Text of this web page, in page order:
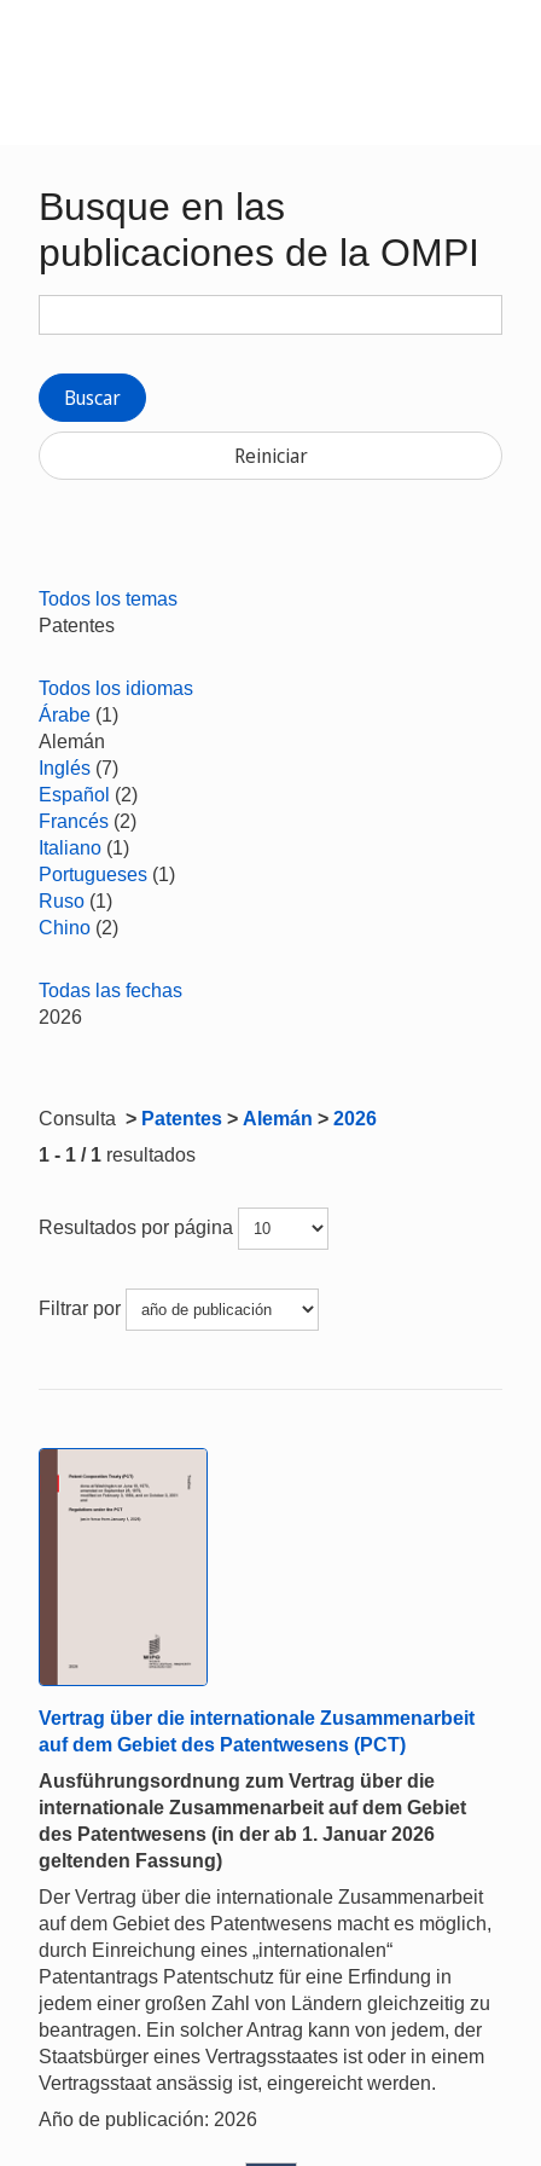
Busque en las
publicaciones de la OMPI
Buscar
Reiniciar
Todos los temas
Patentes
Todos los idiomas
Árabe (1)
Alemán
Inglés (7)
Español (2)
Francés (2)
Italiano (1)
Portugueses (1)
Ruso (1)
Chino (2)
Todas las fechas
2026
Consulta > Patentes > Alemán > 2026
1 - 1 / 1 resultados
Resultados por página
Filtrar por
Vertrag über die internationale Zusammenarbeit
auf dem Gebiet des Patentwesens (PCT)
Ausführungsordnung zum Vertrag über die
internationale Zusammenarbeit auf dem Gebiet
des Patentwesens (in der ab 1. Januar 2026
geltenden Fassung)
Der Vertrag über die internationale Zusammenarbeit
auf dem Gebiet des Patentwesens macht es möglich,
durch Einreichung eines „internationalen“
Patentantrags Patentschutz für eine Erfindung in
jedem einer großen Zahl von Ländern gleichzeitig zu
beantragen. Ein solcher Antrag kann von jedem, der
Staatsbürger eines Vertragsstaates ist oder in einem
Vertragsstaat ansässig ist, eingereicht werden.
Año de publicación: 2026